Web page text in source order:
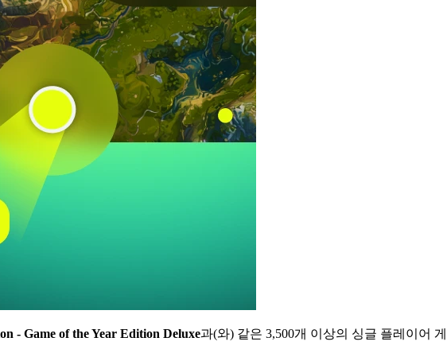
- Game of the Year Edition Deluxe과(와) 같은 3,500개 이상의 싱글 플레이어